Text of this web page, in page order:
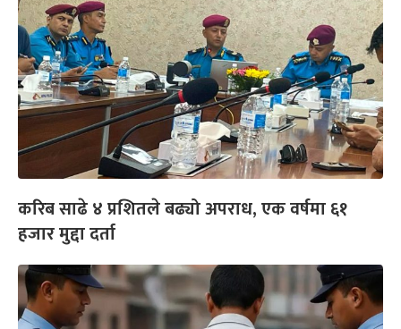
करिब साढे ४ प्रशितले बढ्यो अपराध, एक वर्षमा ६१
हजार मुद्दा दर्ता